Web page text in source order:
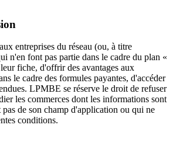
entreprises du réseau (ou, à titre
n'en font pas partie dans le cadre du plan «
fiche, d'offrir des avantages aux
le cadre des formules payantes, d'accéder
LPMBE se réserve le droit de refuser
les commerces dont les informations sont
pas de son champ d'application ou qui ne
conditions.